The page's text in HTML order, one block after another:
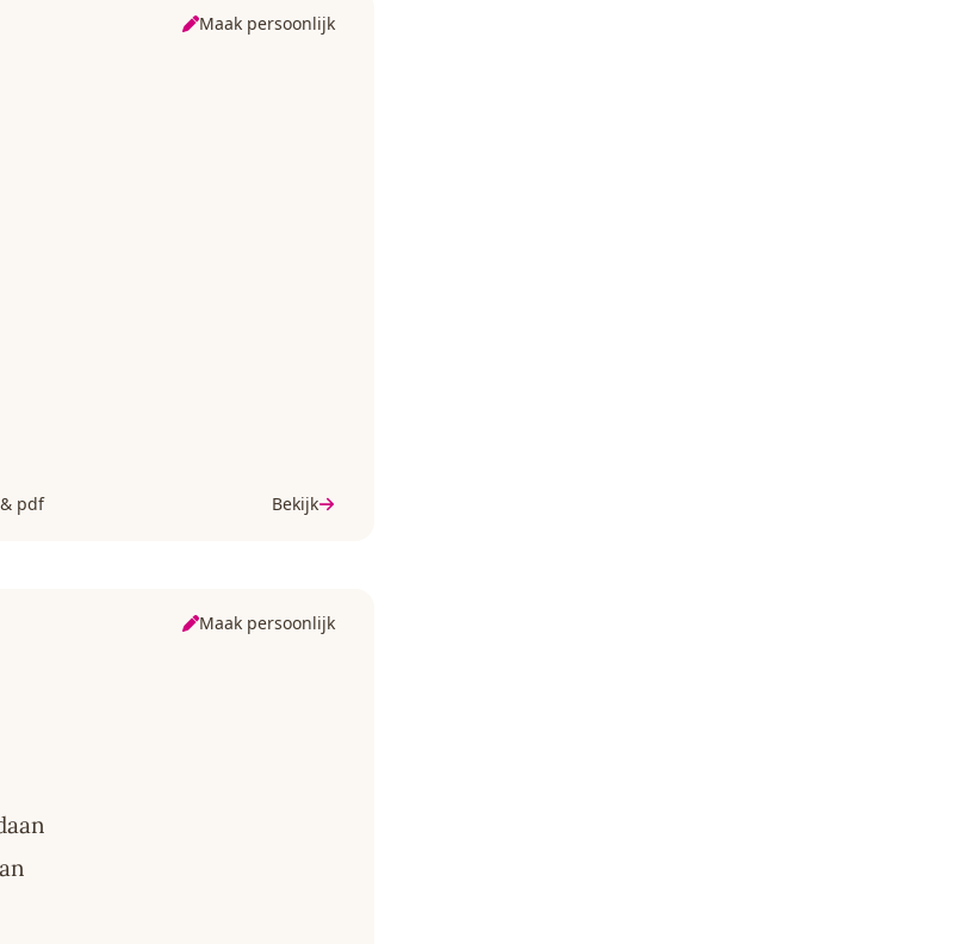
Maak persoonlijk
pdf Bekijk
Maak persoonlijk